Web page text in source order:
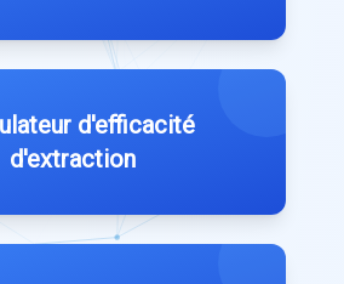
d'efficacité
d'extraction